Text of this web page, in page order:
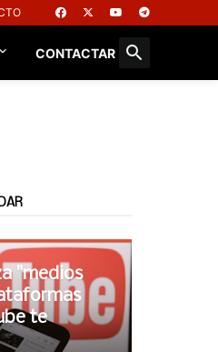
CONTACTAR
"medios
te